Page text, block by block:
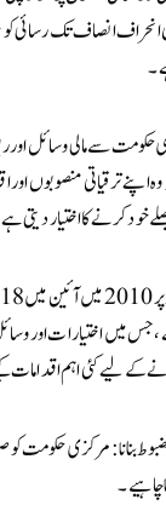
انصاف تک رسائی کو
حکومت سے مالی وسائل
اپنے ترقیاتی منصوبوں اور
خود کرنے کا اختیار دیتی
میں اختیارات اور وسائل
کے لیے کئی اہم
بنانا: مرکزی حکومت
چاہیے۔